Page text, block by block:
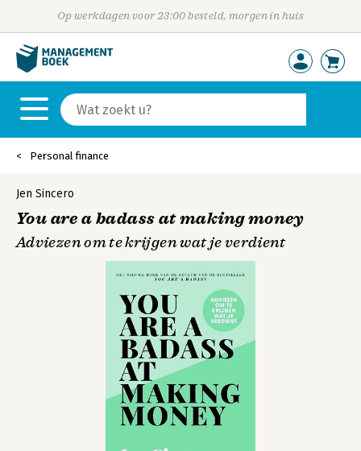
Op werkdagen voor 23:00 besteld, morgen in huis
Personal finance
Jen Sincero
You are a badass at making money
Adviezen om te krijgen wat je verdient